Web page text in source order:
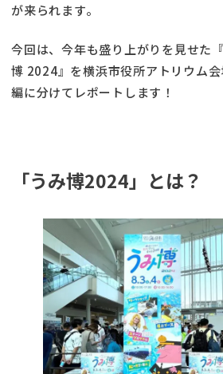
が来られます。
今回は、今年も盛り上がりを見せた
博 2024』を横浜市役所アトリウム
編に分けてレポートします！
「うみ博2024」とは？